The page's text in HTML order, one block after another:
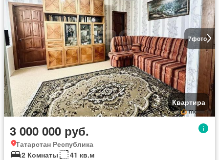
7фото
Квартира
3 000 000 руб.
Татарстан Республика
2 Комнаты
41 кв.м